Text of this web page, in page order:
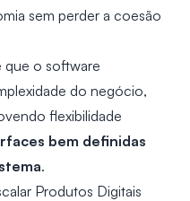
sem perder a coesão
que o software
do negócio,
flexibilidade
bem definidas
.
Produtos Digitais